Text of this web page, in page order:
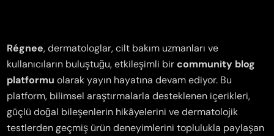
Régnee, dermatologlar, cilt bakım uzmanları ve
kullanıcıların buluştuğu, etkileşimli bircommunity blog
platformu olarak yayın hayatına devam ediyor. Bu
platform, bilimsel araştırmalarla desteklenen içerikleri,
güçlü doğal bileşenlerin hikâyelerini ve dermatolojik
testlerden geçmiş ürün deneyimlerini toplulukla paylaşan